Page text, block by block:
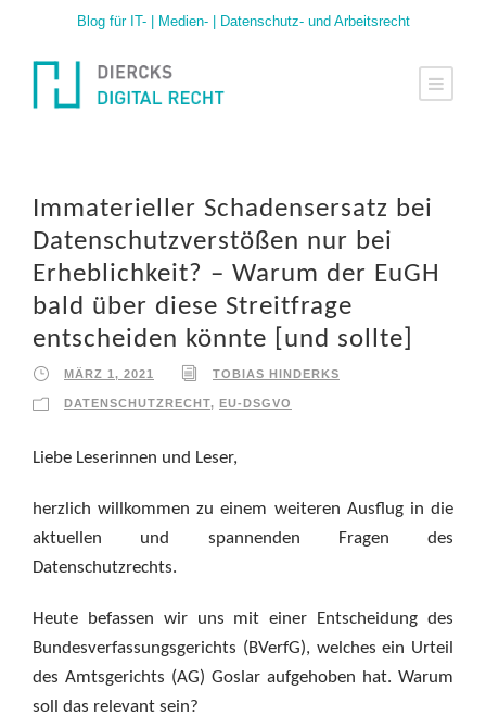
Blog für IT- | Medien- | Datenschutz- und Arbeitsrecht
Immaterieller Schadensersatz bei
Datenschutzverstößen nur bei
Erheblichkeit? – Warum der EuGH
bald über diese Streitfrage
entscheiden könnte [und sollte]
MÄRZ 1, 2021 TOBIAS HINDERKS
DATENSCHUTZRECHT, EU-DSGVO
Liebe Leserinnen und Leser,
herzlich willkommen zu einem weiteren Ausflug in die
aktuellen und spannenden Fragen des
Datenschutzrechts.
Heute befassen wir uns mit einer Entscheidung des
Bundesverfassungsgerichts (BVerfG), welches ein Urteil
des Amtsgerichts (AG) Goslar aufgehoben hat. Warum
soll das relevant sein?